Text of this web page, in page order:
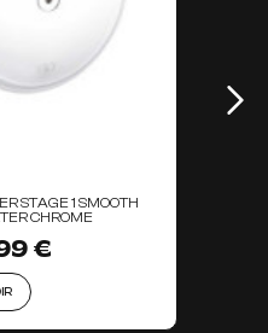
STAGE 1 SMOOTH
CHROME
€